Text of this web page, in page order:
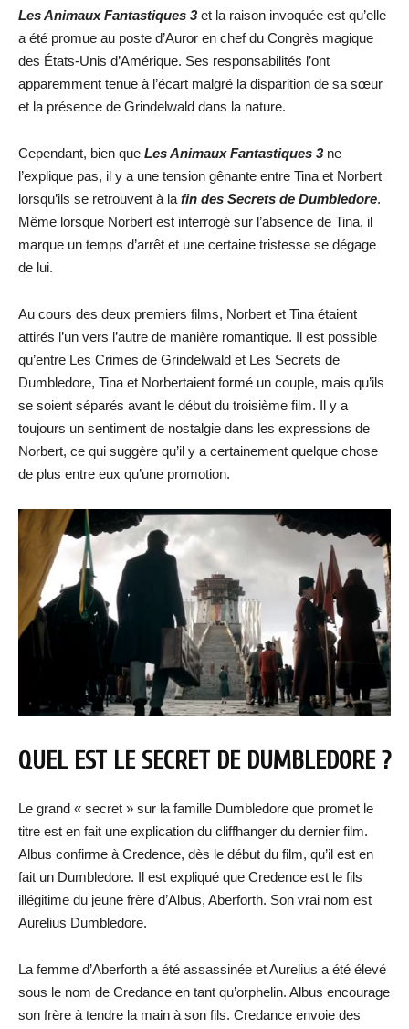
Les Animaux Fantastiques 3et la raison invoquée est qu’elle
a été promue au poste d’Auror en chef du Congrès magique
des États-Unis d’Amérique. Ses responsabilités l’ont
apparemment tenue à l’écart malgré la disparition de sa sœur
et la présence de Grindelwald dans la nature.
Cependant, bien que Les Animaux Fantastiques 3ne
l’explique pas, il y a une tension gênante entre Tina et Norbert
lorsqu’ils se retrouvent à la fin des Secrets de Dumbledore.
Même lorsque Norbert est interrogé sur l’absence de Tina, il
marque un temps d’arrêt et une certaine tristesse se dégage
de lui.
Au cours des deux premiers films, Norbert et Tina étaient
attirés l’un vers l’autre de manière romantique. Il est possible
qu’entre Les Crimes de Grindelwald et Les Secrets de
Dumbledore, Tina et Norbertaient formé un couple, mais qu’ils
se soient séparés avant le début du troisième film. Il y a
toujours un sentiment de nostalgie dans les expressions de
Norbert, ce qui suggère qu’il y a certainement quelque chose
de plus entre eux qu’une promotion.
QUEL EST LE SECRET DE DUMBLEDORE ?
Le grand « secret » sur la famille Dumbledore que promet le
titre est en fait une explication du cliffhanger du dernier film.
Albus confirme à Credence, dès le début du film, qu’il est en
fait un Dumbledore. Il est expliqué que Credence est le fils
illégitime du jeune frère d’Albus, Aberforth. Son vrai nom est
Aurelius Dumbledore.
La femme d’Aberforth a été assassinée et Aurelius a été élevé
sous le nom de Credance en tant qu’orphelin. Albus encourage
son frère à tendre la main à son fils. Credance envoie des